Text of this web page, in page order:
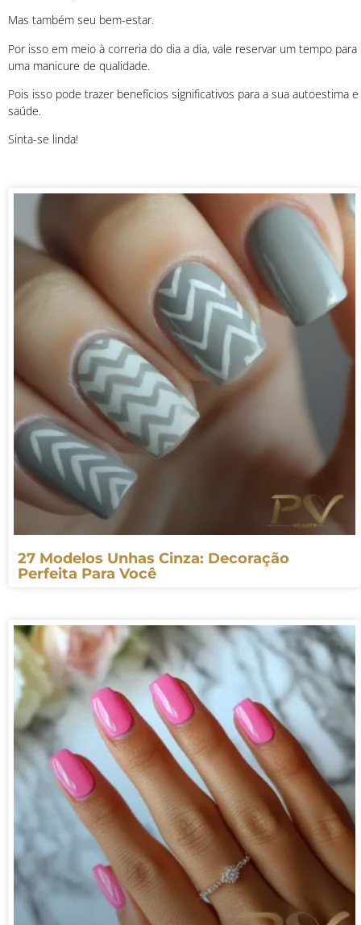
Mas também seu bem-estar.
Por isso em meio à correria do dia a dia, vale reservar um tempo para
uma manicure de qualidade.
Pois isso pode trazer benefícios significativos para a sua autoestima e
saúde.
Sinta-se linda!
27 Modelos Unhas Cinza: Decoração
Perfeita Para Você